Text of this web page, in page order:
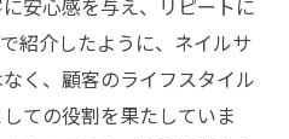
安心感を与え、リピートに
紹介したように、ネイルサ
く、顧客のライフスタイル
ての役割を果たしていま